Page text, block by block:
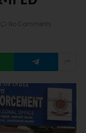
No Comments